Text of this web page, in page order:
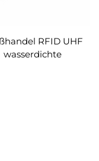
RFID UHF
wasserdichte